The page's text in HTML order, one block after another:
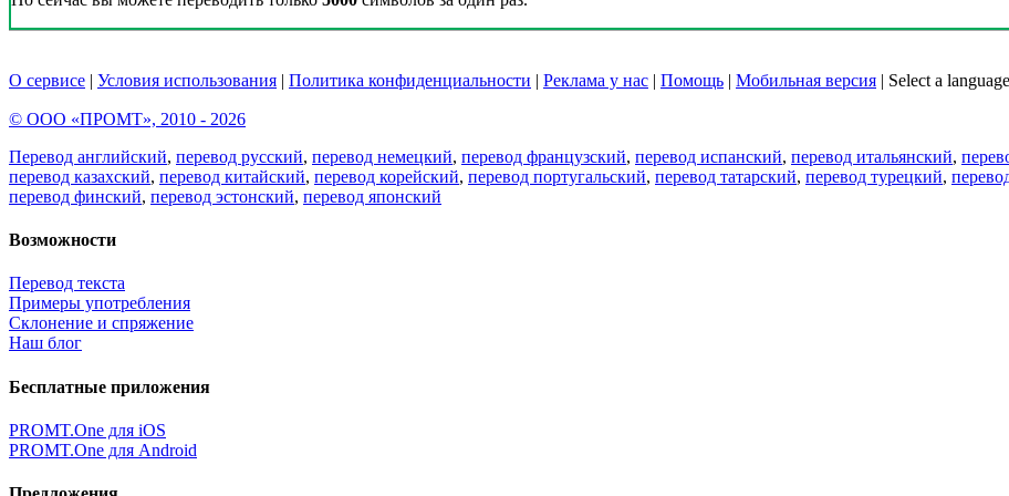
О сервисе | Условия использования | Политика конфиденциальности | Реклама у нас | Помощь | Мобильная версия | Select a language
© ООО «ПРОМТ», 2010 - 2026
Перевод английский, перевод русский, перевод немецкий, перевод французский, перевод испанский, перевод итальянский,
перевод казахский, перевод китайский, перевод корейский, перевод португальский, перевод татарский, перевод турецкий,
перевод финский, перевод эстонский, перевод японский
Возможности
Перевод текста
Примеры употребления
Склонение и спряжение
Наш блог
Бесплатные приложения
PROMT.One для iOS
PROMT.One для Android